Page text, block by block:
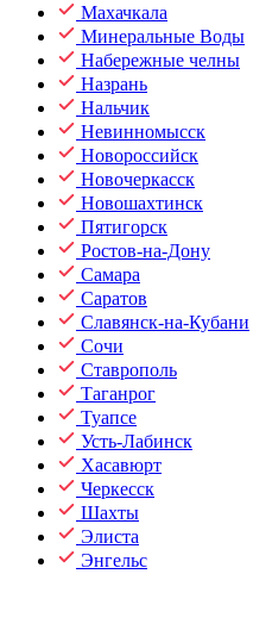
Махачкала
Минеральные Воды
Набережные челны
Назрань
Нальчик
Невинномысск
Новороссийск
Новочеркасск
Новошахтинск
Пятигорск
Ростов-на-Дону
Самара
Саратов
Славянск-на-Кубани
Сочи
Ставрополь
Таганрог
Туапсе
Усть-Лабинск
Хасавюрт
Черкесск
Шахты
Элиста
Энгельс